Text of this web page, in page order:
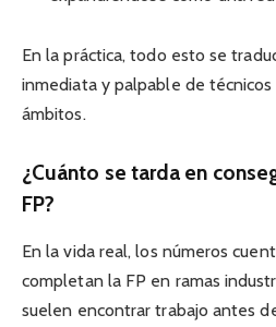
En la práctica, todo esto se
inmediata y palpable de
ámbitos.
¿Cuánto se tarda en
FP?
En la vida real, los números
completan la FP en ramas
suelen encontrar trabajo antes